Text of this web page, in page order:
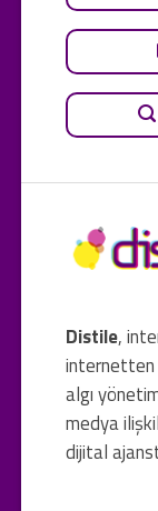
Distile,
internetten
algı
medya
dijital